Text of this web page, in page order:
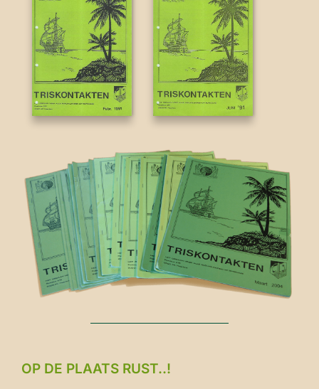
OP DE PLAATS RUST..!